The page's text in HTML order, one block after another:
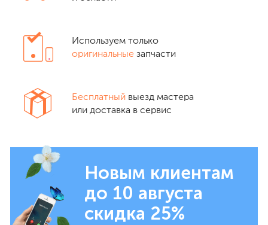
Используем только
оригинальные запчасти
Бесплатный выезд мастера
или доставка в сервис
Новым клиентам
до 10 августа
скидка 25%